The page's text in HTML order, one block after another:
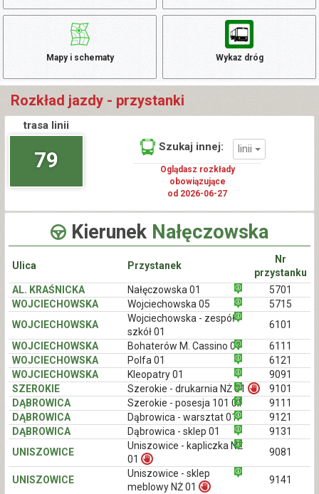
Mapy i schematy Wykaz dróg
Rozkład jazdy - przystanki
trasa linii
79
Szukaj innej: linii
Oglądasz rozkłady
obowiązujące
od 2026-06-27
Kierunek Nałęczowska
Ulica Przystanek
Nr
przystanku
AL. KRAŚNICKA
Nałęczowska 01
5701
WOJCIECHOWSKA
Wojciechowska 05
5715
WOJCIECHOWSKA
Wojciechowska - zespół
szkół 01
6101
WOJCIECHOWSKA
Bohaterów M. Cassino 01
6111
WOJCIECHOWSKA
Polfa 01
6121
WOJCIECHOWSKA
Kleopatry 01
9091
SZEROKIE
Szerokie - drukarnia NŻ 01
9101
DĄBROWICA
Szerokie - posesja 101 01
9111
DĄBROWICA
Dąbrowica - warsztat 01
9121
DĄBROWICA
Dąbrowica - sklep 01
9131
UNISZOWICE
Uniszowice - kapliczka NŻ
01
9081
UNISZOWICE
Uniszowice - sklep
meblowy NŻ 01
9141